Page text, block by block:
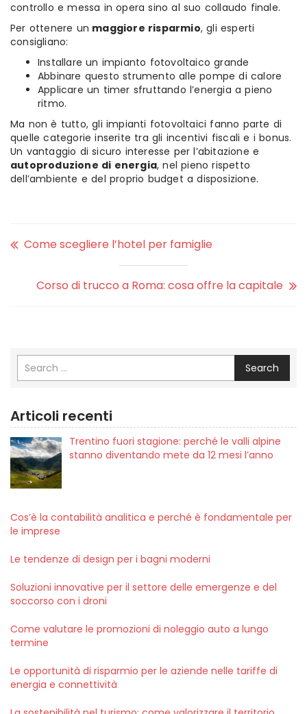
controllo e messa in opera sino al suo collaudo finale.
Per ottenere un maggiore risparmio, gli esperti
consigliano:
Installare un impianto fotovoltaico grande
Abbinare questo strumento alle pompe di calore
Applicare un timer sfruttando l’energia a pieno
ritmo.
Ma non è tutto, gli impianti fotovoltaici fanno parte di
quelle categorie inserite tra gli incentivi fiscali e i bonus.
Un vantaggio di sicuro interesse per l’abitazione e
autoproduzione di energia, nel pieno rispetto
dell’ambiente e del proprio budget a disposizione.
Come scegliere l’hotel per famiglie
Corso di trucco a Roma: cosa offre la capitale
Search
Articoli recenti
Trentino fuori stagione: perché le valli alpine
stanno diventando mete da 12 mesi l’anno
Cos’è la contabilità analitica e perché è fondamentale per
le imprese
Le tendenze di design per i bagni moderni
Soluzioni innovative per il settore delle emergenze e del
soccorso con i droni
Come valutare le promozioni di noleggio auto a lungo
termine
Le opportunità di risparmio per le aziende nelle tariffe di
energia e connettività